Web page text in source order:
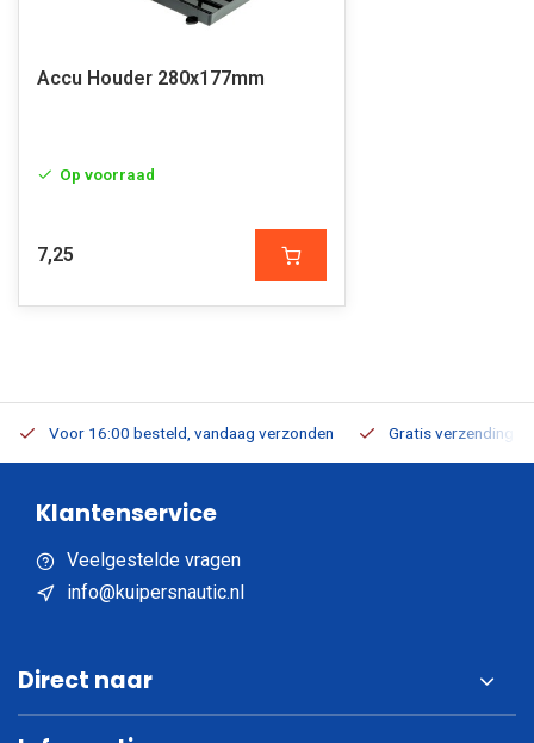
Accu Houder 280x177mm
Op voorraad
7,25
Voor 16:00 besteld, vandaag verzonden Gratis verzending
Klantenservice
Veelgestelde vragen
info@kuipersnautic.nl
Direct naar